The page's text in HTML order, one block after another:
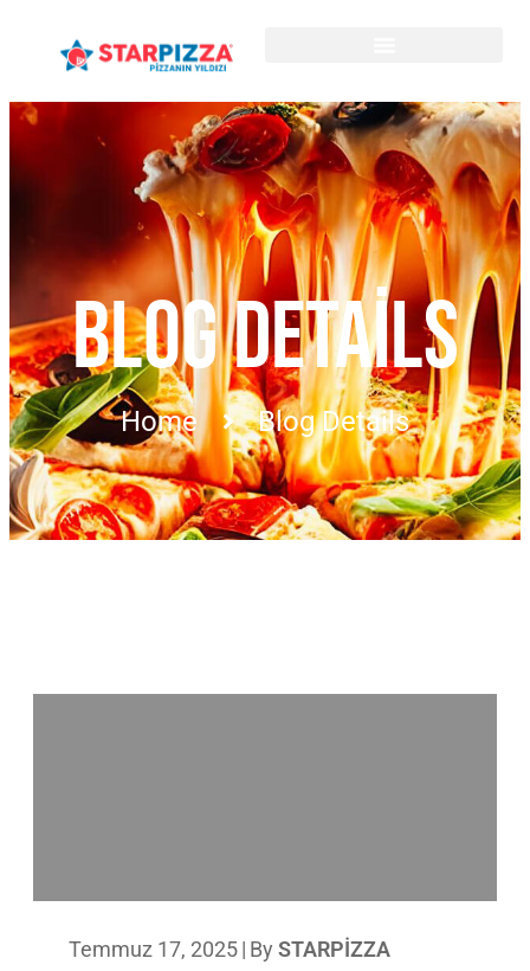
BLOG DETAILS
Home Blog Details
Temmuz 17, 2025| By STARPIZZA